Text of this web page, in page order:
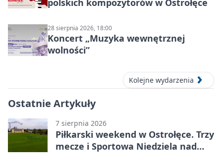
polskich kompozytorów w Ostrołęce
28 sierpnia 2026, 18:00
Koncert „Muzyka wewnętrznej
wolności”
Kolejne wydarzenia
Ostatnie Artykuły
7 sierpnia 2026
Piłkarski weekend w Ostrołęce. Trzy
mecze i Sportowa Niedziela nad